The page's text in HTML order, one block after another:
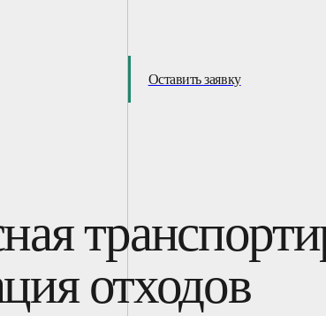
Оставить заявку
отходов